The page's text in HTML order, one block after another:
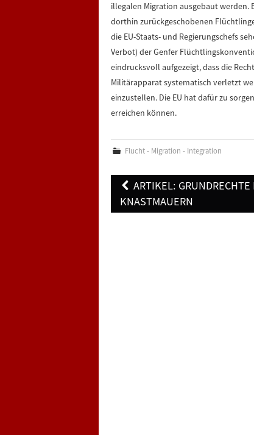
illegalen Migration ausgebaut
dorthin zurückgeschobenen
die EU-Staats- und Regierungschefs
Verbot) der Genfer
eindrucksvoll aufgezeigt, dass die
Militärapparat systematisch verletzt
einzustellen. Die EU hat dafür zu
erreichen können.
Flucht - Migration - Integration
Post
navigation
ARTIKEL:
KNASTMAUERN